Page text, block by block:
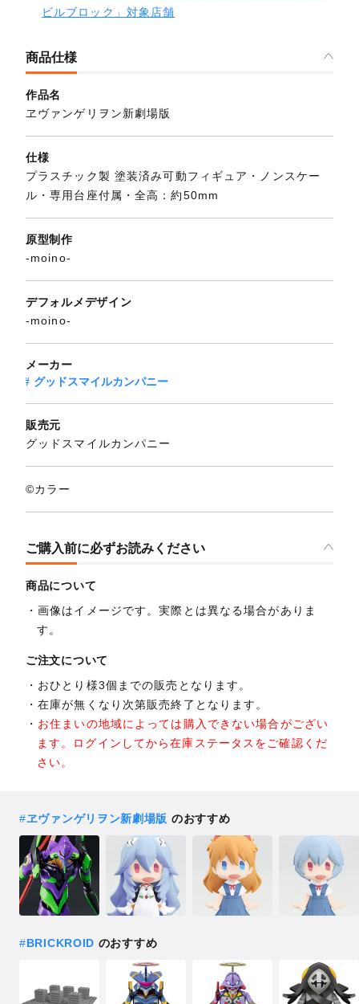
ビルブロック」対象店舗
商品仕様
作品名
ヱヴァンゲリヲン新劇場版
仕様
プラスチック製 塗装済み可動フィギュア・ノンスケー
ル・専用台座付属・全高：約50mm
原型制作
-moino-
デフォルメデザイン
-moino-
メーカー
グッドスマイルカンパニー
販売元
グッドスマイルカンパニー
©カラー
ご購入前に必ずお読みください
商品について
画像はイメージです。実際とは異なる場合がありま
す。
ご注文について
おひとり様3個までの販売となります。
在庫が無くなり次第販売終了となります。
お住まいの地域によっては購入できない場合がござい
ます。ログインしてから在庫ステータスをご確認くだ
さい。
#ヱヴァンゲリヲン新劇場版 のおすすめ
#BRICKROID のおすすめ